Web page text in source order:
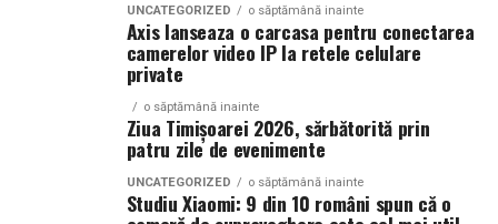
Summer Well 2026 este un festival Orange, sustinut de
parteneri care contribuie la experienta editiei
aniversare: glo™, ING, Peroni Nastro Azzurro, Ursus,
Bacardi, Martini, Jagermeister, Jack Daniel’s, Mega
Image, Pepsi, Fashion Days, alpro, Transalpina, vitamin
aqua, Lay’s, e-on, Academia de Studii Economice din
Bucuresti, FABIZ, Bucharest Business School, biciclop,
syoss, InterContinental Athénée Palace, Secom.
Muzica, instalatii vizuale, performance-uri si interventii
artistice creeaza in fiecare seara un nou context de
intalnire si explorare, intr-un playground urban in care
granitele dintre club, galerie si festival devin tot mai
greu de definit.
15 ani de Summer Well
Intr-un peisaj in care festivalurile se schimba constant,
UNCATEGORIZED o săptămână inainte
Axis lanseaza o carcasa pentru conectarea
camerelor video IP la retele celulare
private
o săptămână inainte
Ziua Timișoarei 2026, sărbătorită prin
patru zile de evenimente
UNCATEGORIZED o săptămână inainte
Studiu Xiaomi: 9 din 10 români spun că o